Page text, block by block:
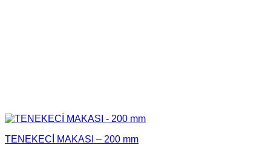
TENEKECİ MAKASI – 200 mm